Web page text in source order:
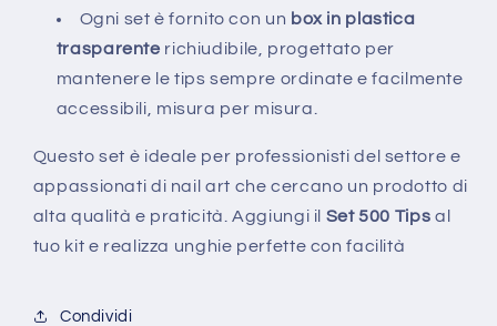
Ogni set è fornito con un box in plastica
trasparente richiudibile, progettato per
mantenere le tips sempre ordinate e facilmente
accessibili, misura per misura.
Questo set è ideale per professionisti del settore e
appassionati di nail art che cercano un prodotto di
alta qualità e praticità. Aggiungi il Set 500 Tips al
tuo kit e realizza unghie perfette con facilità
Condividi